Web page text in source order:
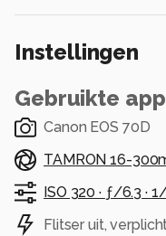
tong hebben;
Alle rechten voorbehouden
Instellingen
Gebruikte
Canon EOS 70D
TAMRON 16-
ISO 320 · ƒ/6.3 ·
Flitser uit,